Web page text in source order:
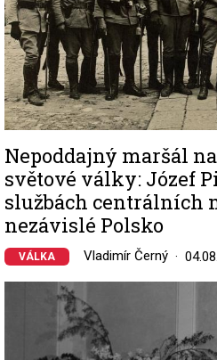
Nepoddajný maršál
světové války: Józef
službách centrálních
nezávislé Polsko
VÁLKA Vladimír Černý